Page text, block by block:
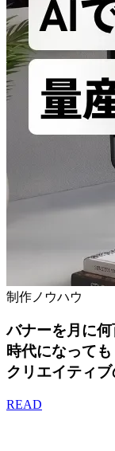
制作ノウハウ
バナーを月に
時代になって
クリエイティ
READ